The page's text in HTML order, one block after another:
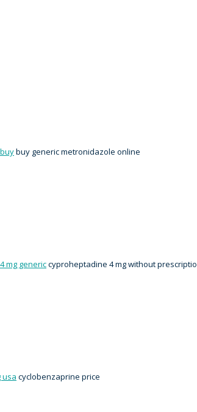
buy generic metronidazole online
mg genericcyproheptadine 4 mg without
usa cyclobenzaprine price